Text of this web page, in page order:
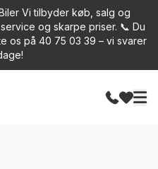
Vi tilbyder køb, salg og
og skarpe priser. 📞 Du
os på 40 75 03 39 – vi svarer